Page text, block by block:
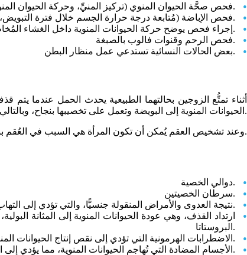
فحص صحَّة الحيوان المنوي (تركيز المنيِّ، وحركة الحيوان المنوي).
فحص الإباضة (مُتابعة درجة حرارة الجسم خلال فترة التبويض، إجراء تحاليل هرمونية)، (تصوير الرحم) بواسطة جهاز الموجات فوق الصوتية.
إجراء فحص يوضح حركة الحيوانات المنوية داخل الغشاء المُخاطي في الرحم.
فحص الرحم وقنوات فالوب بالصبغة.
بعض الحالات النسائية تستدعي عمل منظار البطن.
أثناء تمتُّع الزوجين بحالتهما الطبيعية يحدث الحمل عندما
الحيوانات المنوية إلى البويضة وتعمل على تخصيبها بنجاح، وبالتالي يتطوَّر الحمل، ويبدأ الجنين في التكوُّن. أما في حالة وجود إعاقة لهذه العملية فيُطلق عليها العُقم.
وعند تشخيص العقم يُمكن أن تكون المرأة هي السبب في العُقم بنسبة 40% وفي بعض الحالات يكون الرجل هو المصدر بنسبة 40%، وتبقى نسبة 20% لأسباب غير واضحة ومجهولة بين الأزواج.
دوالي الخصية.
سرطان الخصيتين.
نتيجة العدوى والأمراض المنقولة جنسيًّا، والتي تؤدي إلى التهاب الحوض، والبروستاتا، والمسالك البولية، مما يؤثر على طبيعة الحيوانات المنوية.
ارتداد القذف، وهي عودة الحيوانات المنوية إلى المثانة
البروستاتا.
الاضطرابات الهرمونية التي تؤدي إلى نقص إنتاج الحيوانات المنوية.
الأجسام المضادة التي تُهاجم الحيوانات المنوية، مما يؤدي إلى انخفاض مُعدَّل الخصوبة.